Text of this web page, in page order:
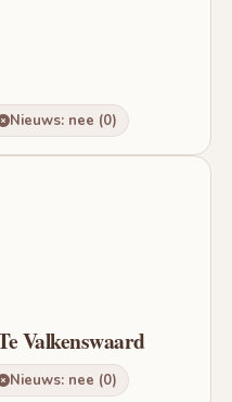
Nieuws: nee (0)
Valkenswaard
Nieuws: nee (0)